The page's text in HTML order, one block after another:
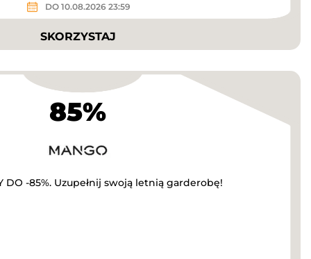
DO 10.08.2026 23:59
SKORZYSTAJ
85%
DO -85%. Uzupełnij swoją letnią garderobę!